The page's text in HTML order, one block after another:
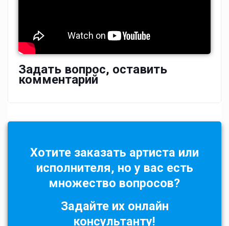
Задать вопрос, оставить
комментарий
Хотите заказать артиста или
исполнителя, но у вас есть
множество вопросов?
Задайте их онлайн
консультанту!